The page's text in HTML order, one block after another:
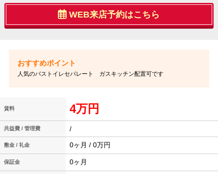
WEB来店予約はこちら
人気のバストイレセパレート ガスキッチン配置可です
賃料 4万円
共益費 / 管理費 /
敷金 / 礼金 0ヶ月 / 0万円
保証金 0ヶ月